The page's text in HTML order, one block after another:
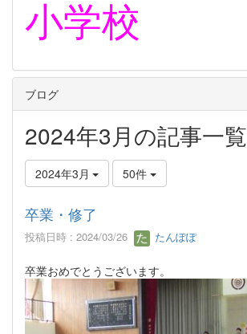
小学校
ブログ
2024年3月の記事一覧
2024年3月 50件
卒業・修了
投稿日時 : 2024/03/26 たんぽぽ
卒業おめでとうございます。